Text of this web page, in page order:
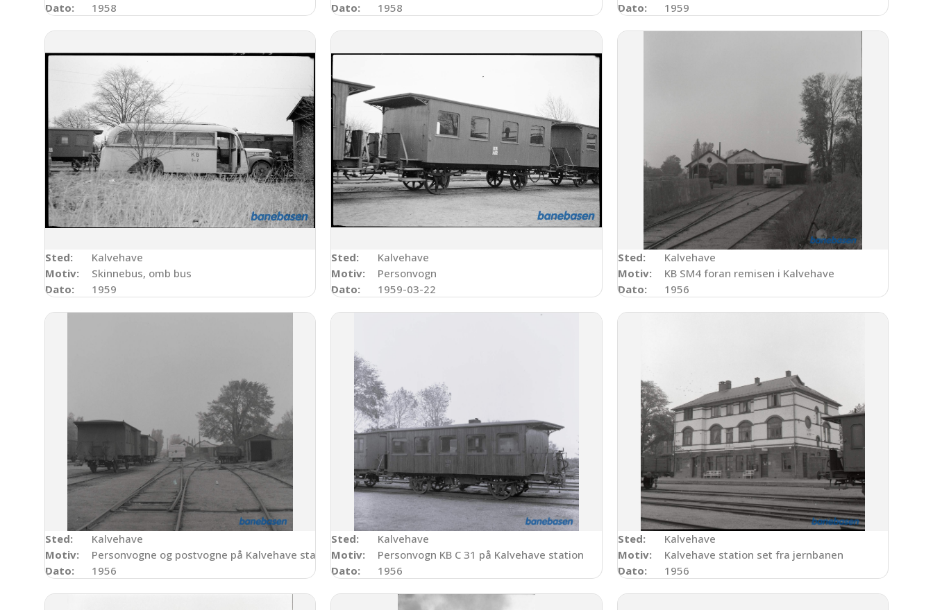
Dato:
1958
Dato:
1958
Dato:
1959
Sted:
Kalvehave
Motiv:
Skinnebus, omb bus
Dato:
1959
Sted:
Kalvehave
Motiv:
Personvogn
Dato:
1959-03-22
Sted:
Kalvehave
Motiv:
KB SM4 foran remisen i Kalvehave
Dato:
1956
Sted:
Kalvehave
Motiv:
Personvogne og postvogne på Kalvehave station
Dato:
1956
Sted:
Kalvehave
Motiv:
Personvogn KB C 31 på Kalvehave station
Dato:
1956
Sted:
Kalvehave
Motiv:
Kalvehave station set fra jernbanen
Dato:
1956